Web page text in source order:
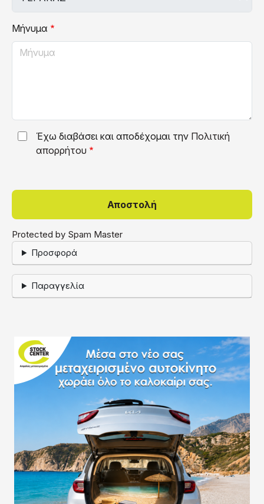
Μήνυμα
Έχω διαβάσει και αποδέχομαι την Πολιτική
απορρήτου
Protected by Spam Master
Προσφορά
Παραγγελία